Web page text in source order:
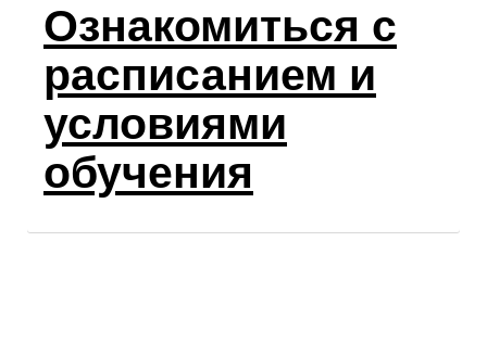
Ознакомиться с
расписанием и
условиями
обучения